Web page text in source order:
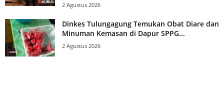
2 Agustus 2026
Dinkes Tulungagung Temukan Obat Diare dan
Minuman Kemasan di Dapur SPPG...
2 Agustus 2026